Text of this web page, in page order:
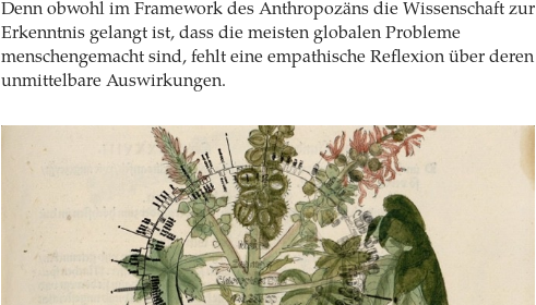
Denn obwohl im Framework des Anthropozäns die Wissenschaft zur
Erkenntnis gelangt ist, dass die meisten globalen Probleme
menschengemacht sind, fehlt eine empathische Reflexion über deren
unmittelbare Auswirkungen.